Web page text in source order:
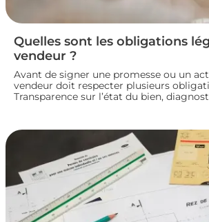
Quelles sont les obligations
vendeur ?
Avant de signer une promesse ou un
vendeur doit respecter plusieurs
Transparence sur l’état du bien,
l’acheteur. Décryptage des principaux
pour vendre un logement en toute